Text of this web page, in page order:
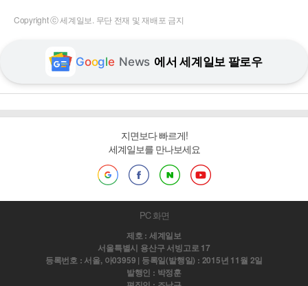
Copyright ⓒ 세계일보. 무단 전재 및 재배포 금지
Google News 에서 세계일보 팔로우
지면보다 빠르게!
세계일보를 만나보세요
PC 화면
제호 : 세계일보
서울특별시 용산구 서빙고로 17
등록번호 : 서울, 아03959 | 등록일(발행일) : 2015년 11월 2일
발행인 : 박정훈